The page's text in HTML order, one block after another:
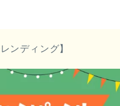
ンディング】